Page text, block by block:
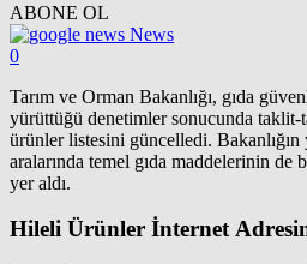
ABONE OL
News
0
Tarım ve Orman Bakanlığı, gıda
yürüttüğü denetimler sonucunda taklit-
ürünler listesini güncelledi. Bakanlığın
aralarında temel gıda maddelerinin de
yer aldı.
Hileli Ürünler İnternet